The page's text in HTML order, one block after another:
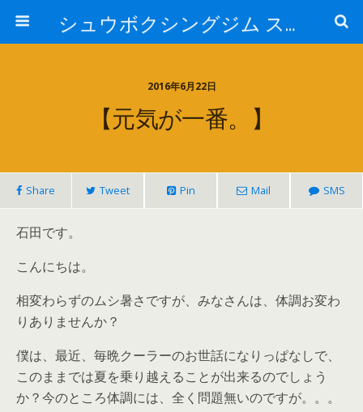
シュウボクシングジム スタッフブログ
2016年6月22日
【元気が一番。】
Share Tweet Pin Mail SMS
石田です。
こんにちは。
相変わらずのムシ暑さですが、みなさんは、体調お変わ
りありませんか？
僕は、最近、毎晩クーラーのお世話になりっぱなしで、
このままでは夏を乗り越えることが出来るのでしょう
か？今のところ体調には、全く問題無いのですが。。。